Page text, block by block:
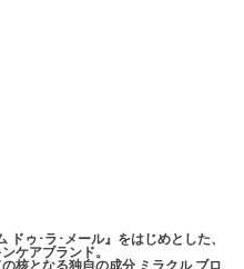
ゥ･ラ･メール』をはじめとした、
ケアブランド。
核となる独自の成分 ミラクル ブロ